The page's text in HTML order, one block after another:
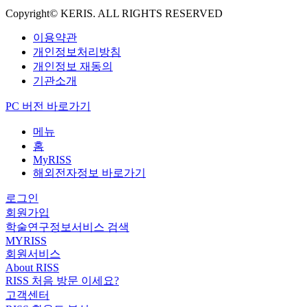
Copyright© KERIS. ALL RIGHTS RESERVED
이용약관
개인정보처리방침
개인정보 재동의
기관소개
PC 버전 바로가기
메뉴
홈
MyRISS
해외전자정보 바로가기
로그인
회원가입
학술연구정보서비스 검색
MYRISS
회원서비스
About RISS
RISS 처음 방문 이세요?
고객센터